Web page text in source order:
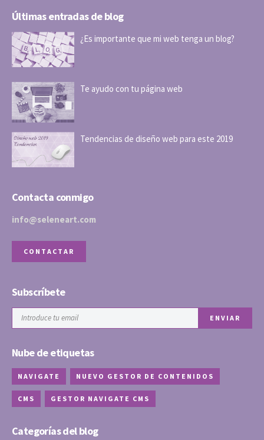
Últimas entradas de blog
¿Es importante que mi web tenga un blog?
Te ayudo con tu página web
Tendencias de diseño web para este 2019
Contacta conmigo
info@seleneart.com
CONTACTAR
Subscríbete
Nube de etiquetas
NAVIGATE NUEVO GESTOR DE CONTENIDOS
CMS GESTOR NAVIGATE CMS
Categorías del blog